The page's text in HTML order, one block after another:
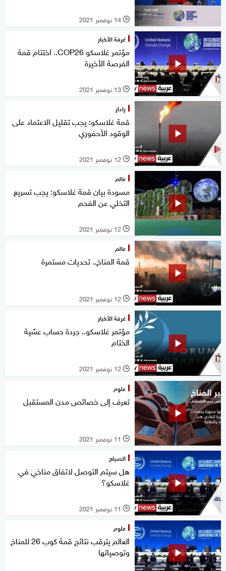
l 14 نوفمبر 2021
غرفة الأخبار
مؤتمر غلاسكو COP26.. اختتام قمة
الفرصة الأخيرة
l 13 نوفمبر 2021
رادار
قمة غلاسكو: يجب تقليل الاعتماد على
الوقود الأحفوري
l 12 نوفمبر 2021
عالم
مسودة بيان قمة غلاسكو: يجب تسريع
التخلي عن الفحم
l 12 نوفمبر 2021
عالم
قمة المناخ.. تحديات مستمرة
l 12 نوفمبر 2021
غرفة الأخبار
مؤتمر غلاسكو.. جردة حساب عشية
الختام
l 12 نوفمبر 2021
علوم
تعرف إلى خصائص مدن المستقبل
l 11 نوفمبر 2021
الصباح
هل سيتم التوصل لاتفاق مناخي في
غلاسكو؟
l 11 نوفمبر 2021
علوم
العالم يترقب نتائج قمة كوب 26 للمناخ
وتوصياتها